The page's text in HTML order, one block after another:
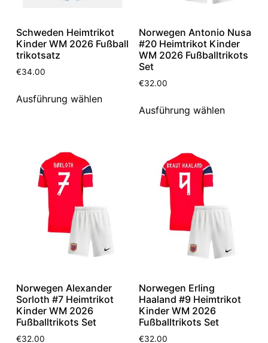
Schweden Heimtrikot
Kinder WM 2026 Fußball
trikotsatz
€34.00
Ausführung wählen
Norwegen Antonio Nusa
#20 Heimtrikot Kinder
WM 2026 Fußballtrikots
Set
€32.00
Ausführung wählen
Norwegen Alexander
Sorloth #7 Heimtrikot
Kinder WM 2026
Fußballtrikots Set
€32.00
Norwegen Erling
Haaland #9 Heimtrikot
Kinder WM 2026
Fußballtrikots Set
€32.00